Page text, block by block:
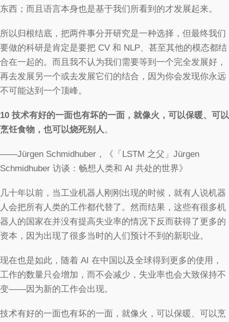
东西；而且语言本身也是基于我们所看到的才发展起来。
所以归根结底，把两件事分开研究是一种选择，但最终我们
要做的科研是肯定是要把 CV 和 NLP、甚至其他的模态都结
合在一起的。而且我不认为我们需要等到一个完全发展好，
再去发展另一个或去发展它们的结合，因为你会发现你永远
不可能达到一个顶峰。
10 技术有好的一面也有坏的一面，就像火，可以保暖、可以
烹饪食物，也可以烧死别人 。
——Jürgen Schmidhuber，《「LSTM 之父」Jürgen
Schmidhuber 访谈：畅想人类和 AI 共处的世界》
几十年以前，当工业机器人刚刚出现的时候，就有人说机器
人会把所有人类的工作都代替了。然而结果，这些有很多机
器人的国家在并没有提高失业率的情况下反而获得了更多的
资本，因为出现了很多当时的人们预计不到的新职业。
现在也是如此，随着 AI 在中国以及全球得到更多的使用，
工作的数量只会增加，而不会减少，失业率也会大致保持不
变——因为新的工作会出现。
技术有好的一面也有坏的一面，就像火，可以保暖、可以烹